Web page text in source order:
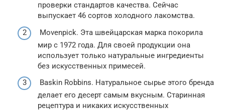
проверки стандартов качества. Сейчас
выпускает 46 сортов холодного лакомства.
Movenpick. Эта швейцарская марка покорила
мир с 1972 года. Для своей продукции она
использует только натуральные ингредиенты
без искусственных примесей.
Baskin Robbins. Натуральное сырье этого бренда
делает его десерт самым вкусным. Старинная
рецептура и никаких искусственных